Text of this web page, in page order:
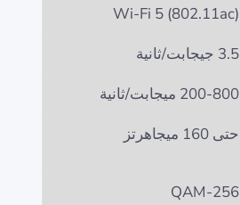
Wi-Fi 5 (802.11ac)
3.5 جيجابت/ثانية
200-800 ميجابت/ثانية
حتى 160 ميجاهرتز
256-QAM